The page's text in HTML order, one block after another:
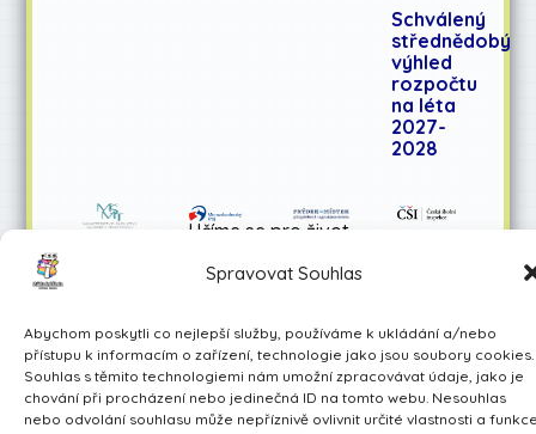
Spravovat Souhlas
Abychom poskytli co nejlepší služby, používáme k ukládání a/nebo
přístupu k informacím o zařízení, technologie jako jsou soubory cookies.
Souhlas s těmito technologiemi nám umožní zpracovávat údaje, jako je
chování při procházení nebo jedinečná ID na tomto webu. Nesouhlas
nebo odvolání souhlasu může nepříznivě ovlivnit určité vlastnosti a
Schválený
střednědobý
výhled
rozpočtu
na léta
2027-
2028
Učíme se pro život
Made by Avarita